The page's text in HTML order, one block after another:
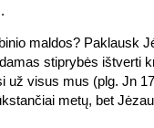
maldos? Paklausk
stiprybės ištverti
už visus mus (plg. Jn
metų, bet